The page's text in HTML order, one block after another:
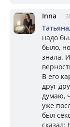
Inna
Татьяна
надо
было,
знала.
В его
друг
думаю,
уже
был
сказал: